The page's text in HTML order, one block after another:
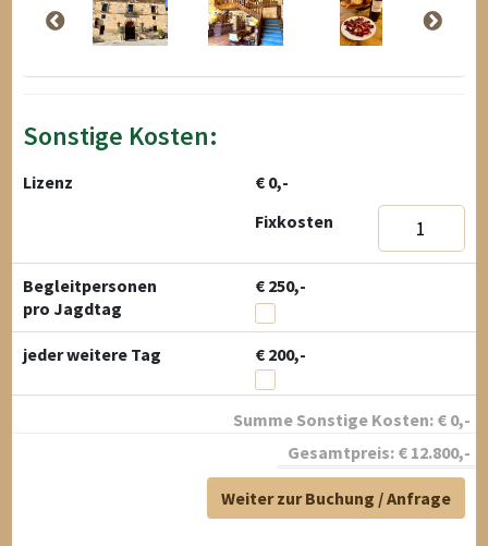
Sonstige Kosten:
Lizenz
€ 0,-
Fixkosten
Begleitpersonen
€ 250,-
pro Jagdtag
jeder weitere Tag € 200,-
Summe Sonstige Kosten: € 0,-
Gesamtpreis: € 12.800,-
Weiter zur Buchung / Anfrage